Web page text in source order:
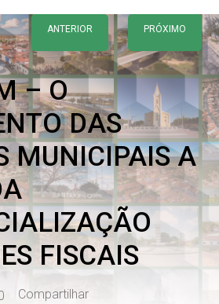
ANTERIOR PRÓXIMO
– O
DAS
MUNICIPAIS A
FISCAIS
Compartilhar